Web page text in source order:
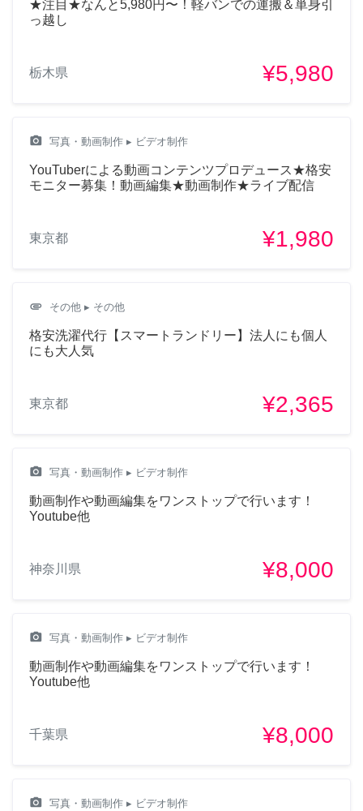
★注目★なんと5,980円〜！軽バンでの運搬＆単身引
っ越し
栃木県 ¥5,980
camera_alt 写真・動画制作 ▸ ビデオ制作
YouTuberによる動画コンテンツプロデュース★格安
モニター募集！動画編集★動画制作★ライブ配信
東京都 ¥1,980
attachment その他 ▸ その他
格安洗濯代行【スマートランドリー】法人にも個人
にも大人気
東京都 ¥2,365
camera_alt 写真・動画制作 ▸ ビデオ制作
動画制作や動画編集をワンストップで行います！
Youtube他
神奈川県 ¥8,000
camera_alt 写真・動画制作 ▸ ビデオ制作
動画制作や動画編集をワンストップで行います！
Youtube他
千葉県 ¥8,000
camera_alt 写真・動画制作 ▸ ビデオ制作